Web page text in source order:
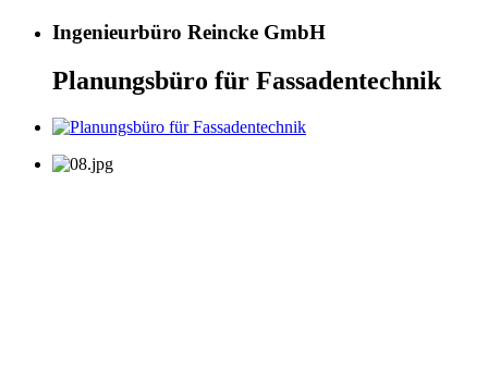
Ingenieurbüro Reincke GmbH
Planungsbüro für Fassadentechnik